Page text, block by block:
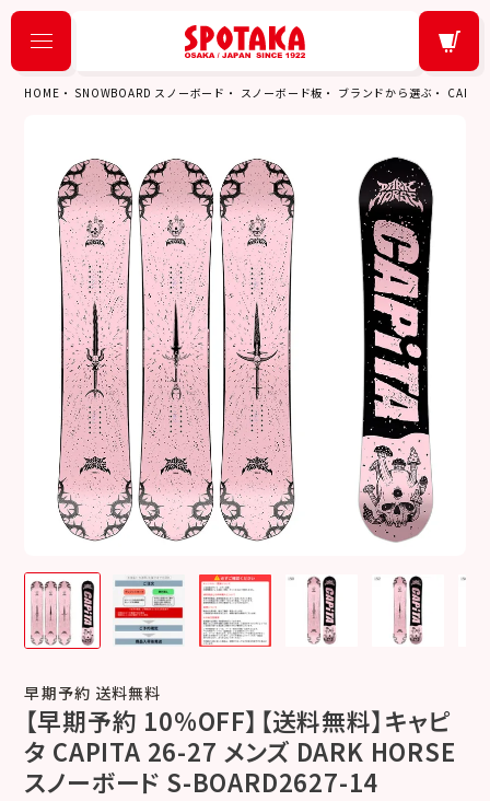
HOME SNOWBOARD スノーボード スノーボード板 ブランドから選ぶ
早期予約 送料無料
【早期予約 10%OFF】【送料無料】キャピ
タ CAPITA 26-27 メンズ DARK HORSE
スノーボード S-BOARD2627-14